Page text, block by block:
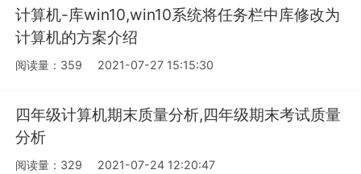
计算机-库win10,win10系统将任务栏中库修改为
计算机的方案介绍
阅读量：359 2021-07-27 15:15:30
四年级计算机期末质量分析,四年级期末考试质量
分析
阅读量：329 2021-07-24 12:20:47